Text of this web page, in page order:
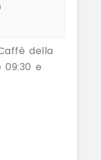
della
09:30 e